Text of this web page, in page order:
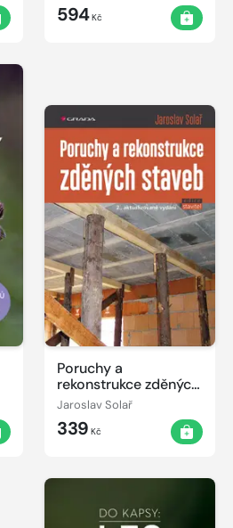
594Kč
Poruchy a
rekonstrukce zděných
staveb, 2.,
aktualizované vydání
Jaroslav Solař
339 Kč